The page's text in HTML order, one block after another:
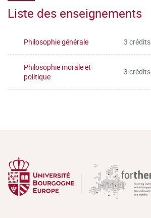
Liste des enseignements
Philosophie générale 3 crédits
Philosophie morale et
politique
3 crédits